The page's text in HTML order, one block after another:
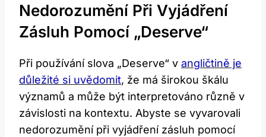
Nedorozumění Při Vyjádření
Zásluh Pomocí „Deserve“
Při používání slova „Deserve“ v angličtině je
důležité si uvědomit, že má širokou škálu
významů a může být interpretováno různě v
závislosti na kontextu. Abyste se vyvarovali
nedorozumění při vyjádření zásluh pomocí